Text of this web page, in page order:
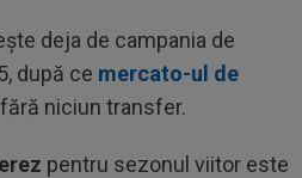
deja de campania de
după ce mercato-ul de
niciun transfer.
pentru sezonul viitor este